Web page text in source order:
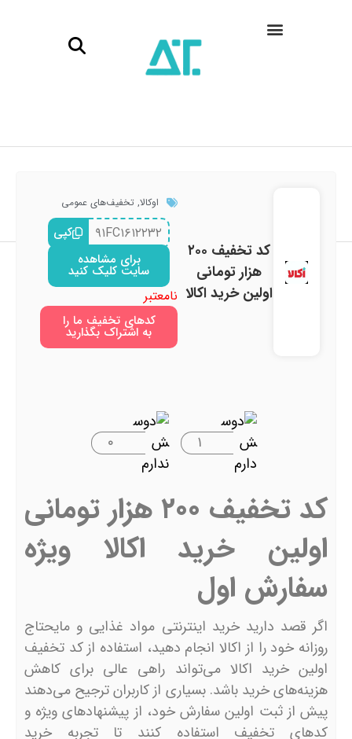
کد تخفیف ۲۰۰
هزار تومانی
اولین خرید اکالا
اوکالا, تخفیف‌های عمومی
۹۱FC۱۶۱۲۲۳۲
کپی
برای مشاهده
سایت کلیک کنید
نامعتبر
کدهای تخفیف ما را
به اشتراک بگذارید
۱ ۰
کد تخفیف ۲۰۰ هزار تومانی
اولین خرید اکالا ویژه
سفارش اول
اگر قصد دارید خرید اینترنتی مواد غذایی و مایحتاج
روزانه خود را از اکالا انجام دهید، استفاده از کد تخفیف
اولین خرید اکالا می‌تواند راهی عالی برای کاهش
هزینه‌های خرید باشد. بسیاری از کاربران ترجیح می‌دهند
پیش از ثبت اولین سفارش خود، از پیشنهادهای ویژه و
کدهای تخفیف استفاده کنند تا تجربه خرید